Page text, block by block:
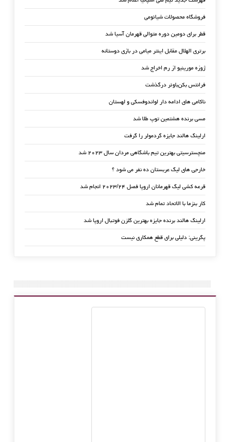
فروشگاه محصولات شیائومی
قطر برای دومین دوره متوالی قهرمان آسیا شد
برتری الهلال مقابل اینتر میامی در بازی دوستانه
ژوزه مورینیو از رم اخراج شد
فرانتس بکن‌باوئر درگذشت
ناکامی های ادامه دار لواندوفسکی و لهستان
مسی برنده هشتمین توپ طلا شد
ارلینگ هالند جایزه گردمولر را گرفت
منچسترسیتی بهترین تیم باشگاهی مردان سال ۲۰۲۳ شد
خارجی های لیگ عربستان ده نفر می شود ؟
قرعه کشی لیگ قهرمانان اروپا فصل ۲۰۲۳/۲۴ انجام شد
کار بنزما با الاتحاد تمام شد
ارلینگ هالند برنده جایزه بهترین گلزن فوتبال اروپا شد
پگرینی: دلیلی برای قطع همکاری نیست